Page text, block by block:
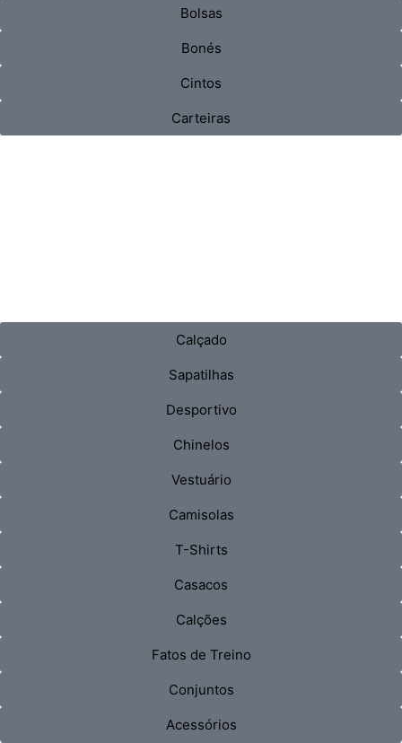
Bolsas
Bonés
Cintos
Carteiras
Calçado
Sapatilhas
Desportivo
Chinelos
Vestuário
Camisolas
T-Shirts
Casacos
Calções
Fatos de Treino
Conjuntos
Acessórios